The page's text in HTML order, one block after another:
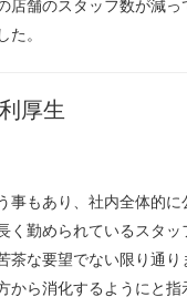
店舗のスタッフ数が減
た。
厚生
事もあり、社内全体的
く勤められているスタ
茶な要望でない限り通
から消化するようにと